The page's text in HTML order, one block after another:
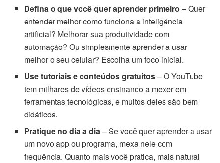
Defina o que você quer aprender primeiro – Quer
entender melhor como funciona a inteligência
artificial? Melhorar sua produtividade com
automação? Ou simplesmente aprender a usar
melhor o seu celular? Escolha um foco inicial.
Use tutoriais e conteúdos gratuitos– O YouTube
tem milhares de vídeos ensinando a mexer em
ferramentas tecnológicas, e muitos deles são bem
didáticos.
Pratique no dia a dia– Se você quer aprender a usar
um novo app ou programa, mexa nele com
frequência. Quanto mais você pratica, mais natural